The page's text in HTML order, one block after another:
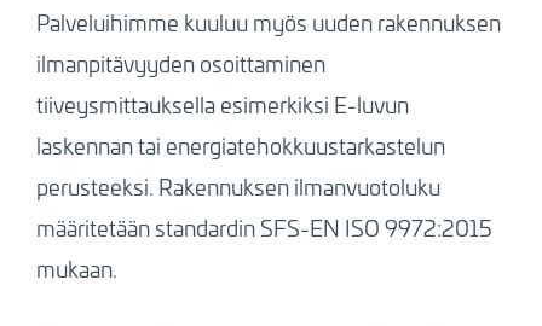
Palveluihimme kuuluu myös uuden rakennuksen
ilmanpitävyyden osoittaminen
tiiveysmittauksella esimerkiksi E-luvun
laskennan tai energiatehokkuustarkastelun
perusteeksi. Rakennuksen ilmanvuotoluku
määritetään standardin SFS-EN ISO 9972:2015
mukaan.